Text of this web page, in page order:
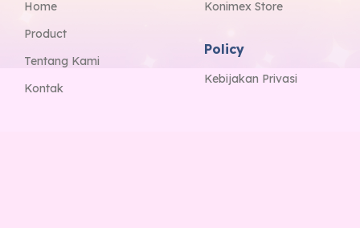
Home
Product
Tentang Kami
Kontak
Konimex Store
Policy
Kebijakan Privasi